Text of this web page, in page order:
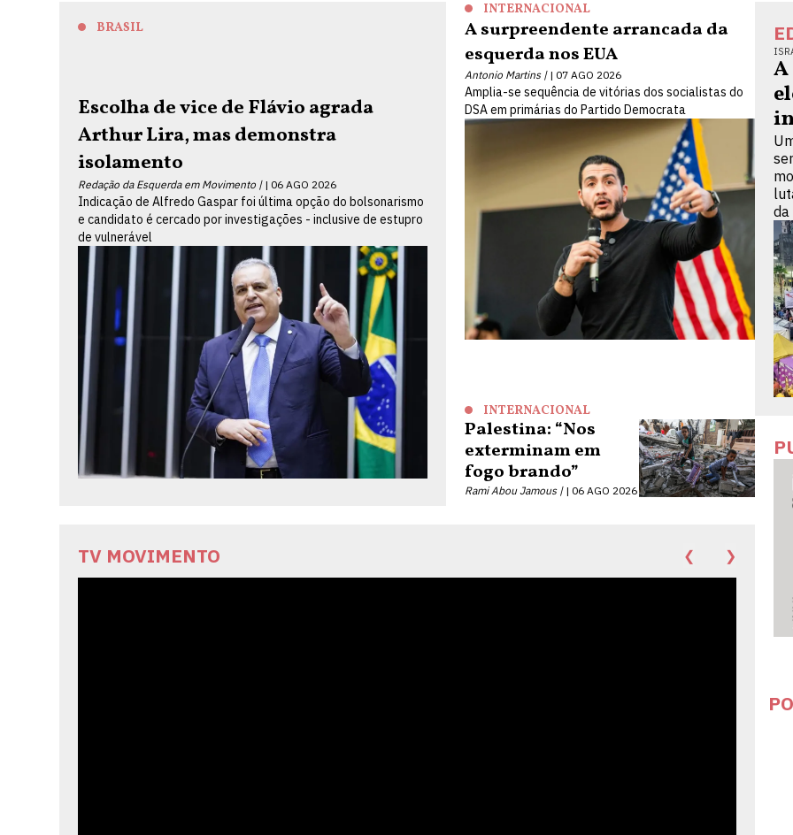
BRASIL
Escolha de vice de Flávio agrada
Arthur Lira, mas demonstra
isolamento
Redação da Esquerda em Movimento | 06 AGO 2026
Indicação de Alfredo Gaspar foi última opção do bolsonarismo
e candidato é cercado por investigações - inclusive de estupro
de vulnerável
INTERNACIONAL
A surpreendente arrancada da
esquerda nos EUA
Antonio Martins | 07 AGO 2026
Amplia-se sequência de vitórias dos socialistas do
DSA em primárias do Partido Democrata
INTERNACIONAL
Palestina: “Nos
exterminam em
fogo brando”
Rami Abou Jamous | 06 AGO 2026
TV MOVIMENTO ❮ ❯
da